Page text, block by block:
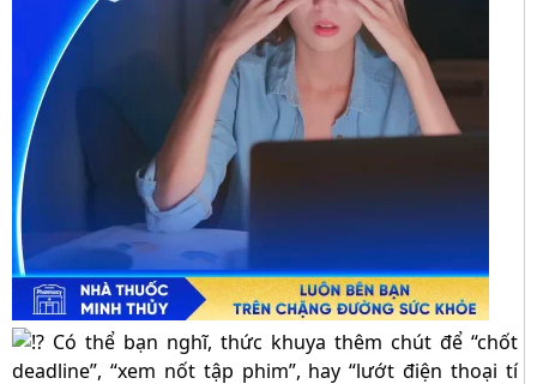
Có thể bạn nghĩ, thức khuya thêm chút để “chốt
deadline”, “xem nốt tập phim”, hay “lướt điện thoại tí